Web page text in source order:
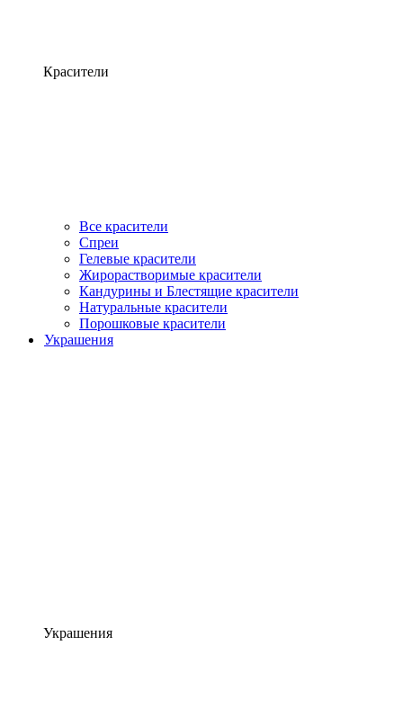
Красители
Все красители
Спреи
Гелевые красители
Жирорастворимые красители
Кандурины и Блестящие красители
Натуральные красители
Порошковые красители
Украшения
Украшения